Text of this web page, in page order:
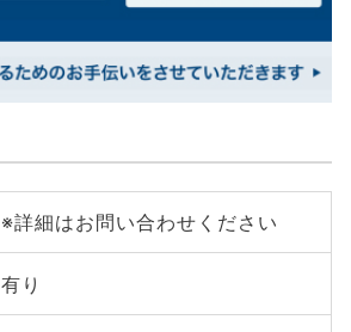
※詳細はお問い合わせください
有り